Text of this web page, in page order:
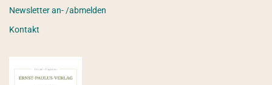
Newsletter an- /abmelden
Kontakt